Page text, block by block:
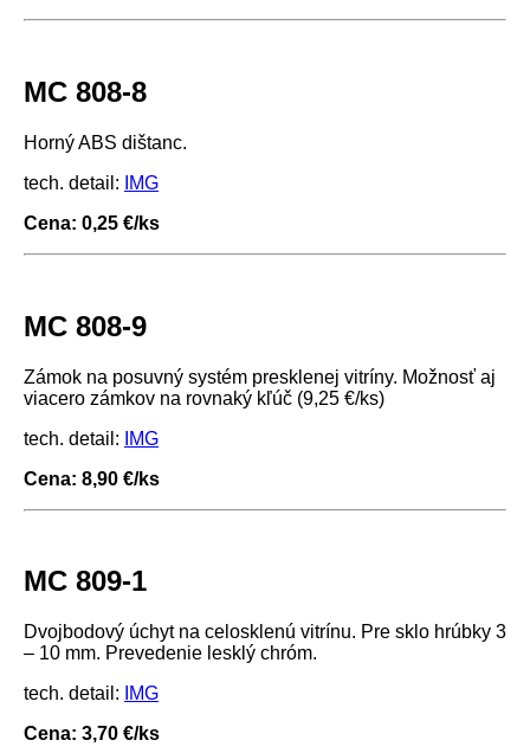
MC 808-8
Horný ABS dištanc.
tech. detail:
IMG
Cena: 0,25 €/ks
MC 808-9
Zámok na posuvný systém presklenej vitríny. Možnosť aj
viacero zámkov na rovnaký kľúč (9,25 €/ks)
tech. detail:
IMG
Cena: 8,90 €/ks
MC 809-1
Dvojbodový úchyt na celosklenú vitrínu. Pre sklo hrúbky 3
– 10 mm. Prevedenie lesklý chróm.
tech. detail:
IMG
Cena: 3,70 €/ks